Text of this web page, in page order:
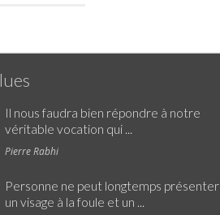
Il nous faudra bien répondre à notre
véritable vocation qui ...
Pierre Rabhi
Personne ne peut longtemps présenter
un visage à la foule et un ...